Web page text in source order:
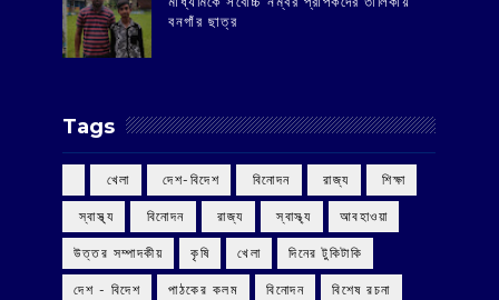
বনগাঁর ছাত্র
Tags
‌ খেলা ‌ দেশ-বিদেশ ‌ বিনোদন ‌ রাজ্য ‌ শিক্ষা
‌ স্বাস্থ্য ‌ বিনোদন ‌ রাজ্য ‌ স্বাস্থ্য আবহাওয়া
উত্তর সম্পাদকীয় কৃষি খেলা দিনের টুকিটাকি
দেশ - বিদেশ পাঠকের কলম বিনোদন বিশেষ রচনা